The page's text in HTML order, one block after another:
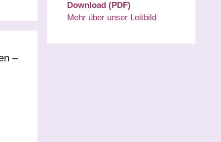
–
Download (PDF)
Mehr über unser Leitbild